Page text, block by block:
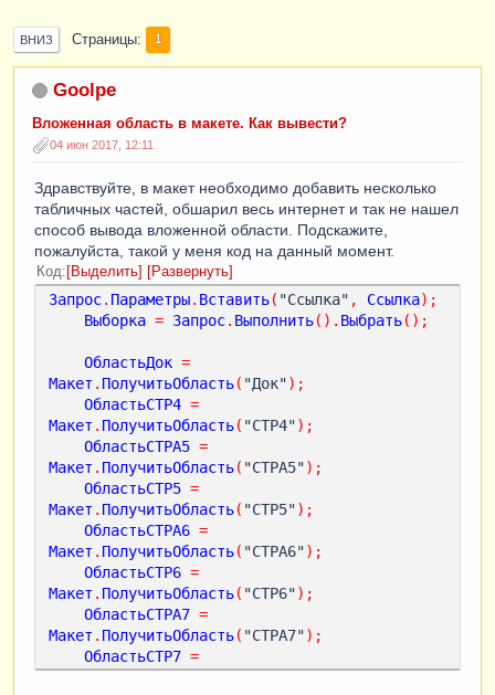
ВНИЗ Страницы 1
Goolpe
Вложенная область в макете. Как вывести?
04 июн 2017, 12:11
Здравствуйте, в макет необходимо добавить несколько
табличных частей, обшарил весь интернет и так не нашел
способ вывода вложенной области. Подскажите,
пожалуйста, такой у меня код на данный момент.
Код Выделить Развернуть
Запрос. Параметры. Вставить( "Ссылка" , Ссылка);
Выборка = Запрос. Выполнить(). Выбрать();
ОбластьДок =
Макет . ПолучитьОбласть( "Док");
ОбластьСТР4 =
Макет . ПолучитьОбласть( "СТР4");
ОбластьСТРА5 =
Макет . ПолучитьОбласть( "СТРА5");
ОбластьСТР5 =
Макет . ПолучитьОбласть( "СТР5");
ОбластьСТРА6 =
Макет . ПолучитьОбласть( "СТРА6");
ОбластьСТР6 =
Макет . ПолучитьОбласть( "СТР6");
ОбластьСТРА7 =
Макет . ПолучитьОбласть( "СТРА7");
ОбластьСТР7 =